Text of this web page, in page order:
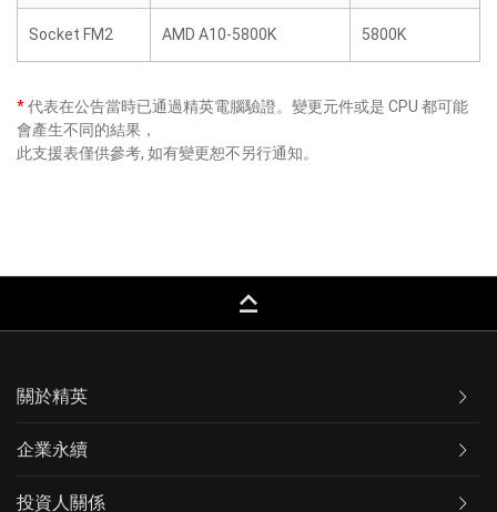
Socket FM2 AMD A10-5800K 5800K
*代表在公告當時已通過精英電腦驗證。變更元件或是 CPU 都可能
會產生不同的結果，
此支援表僅供參考, 如有變更恕不另行通知。
keyboard_capslock
關於精英
企業永續
投資人關係